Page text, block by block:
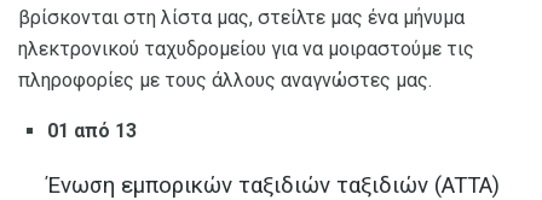
βρίσκονται στη λίστα μας, στείλτε μας ένα μήνυμα
ηλεκτρονικού ταχυδρομείου για να μοιραστούμε τις
πληροφορίες με τους άλλους αναγνώστες μας.
01 από 13
Ένωση εμπορικών ταξιδιών ταξιδιών (ATTA)